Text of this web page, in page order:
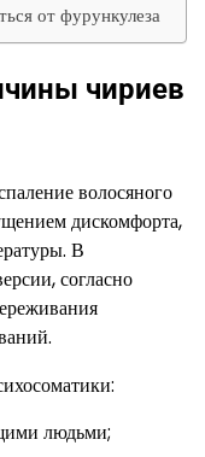
от фурункулеза
чириев
волосяного
дискомфорта,
В
согласно
людьми;